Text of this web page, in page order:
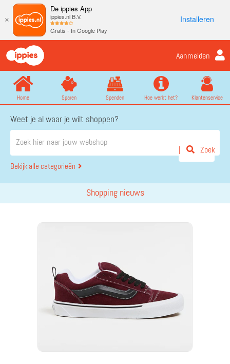
×
De ippies App
ippies.nl B.V.
Gratis - In Google Play
Installeren
Aanmelden
Home Sparen Spenden Hoe werkt het? Klantenservice
Weet je al waar je wilt shoppen?
Bekijk alle categorieën
Zoek
Shopping nieuws